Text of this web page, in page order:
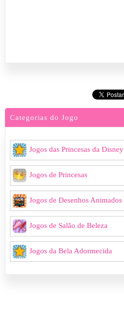
Categorias do Jogo
Jogos das Princesas da Disney
Jogos de Princesas
Jogos de Desenhos Animados
Jogos de Salão de Beleza
Jogos da Bela Adormecida